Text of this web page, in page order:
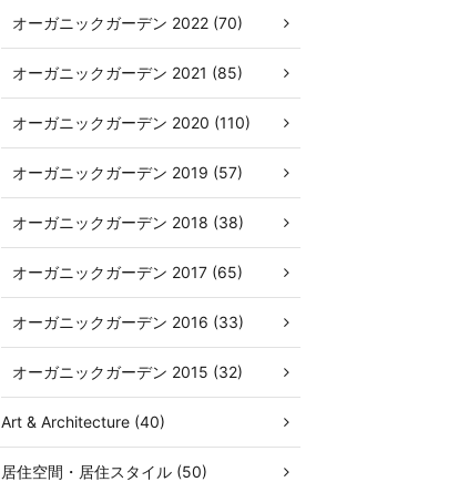
オーガニックガーデン 2022 (70)
オーガニックガーデン 2021 (85)
オーガニックガーデン 2020 (110)
オーガニックガーデン 2019 (57)
オーガニックガーデン 2018 (38)
オーガニックガーデン 2017 (65)
オーガニックガーデン 2016 (33)
オーガニックガーデン 2015 (32)
Art & Architecture (40)
居住空間・居住スタイル (50)